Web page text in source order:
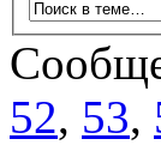
52, 53,